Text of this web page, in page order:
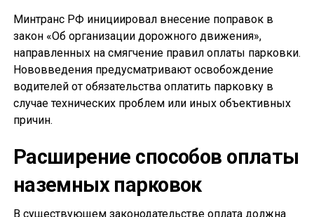
Минтранс РФ инициировал внесение поправок в
закон «Об организации дорожного движения»,
направленных на смягчение правил оплаты парковки.
Нововведения предусматривают освобождение
водителей от обязательства оплатить парковку в
случае технических проблем или иных объективных
причин.
Расширение способов оплаты
наземных парковок
В существующем законодательстве оплата должна